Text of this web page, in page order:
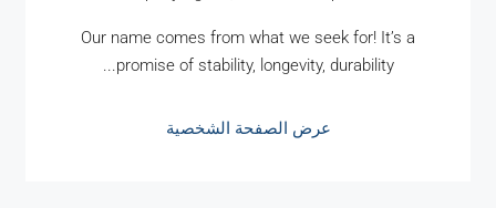
Our name comes from what we seek for! It’s a
promise of stability, longevity, durability...
عرض الصفحة الشخصية